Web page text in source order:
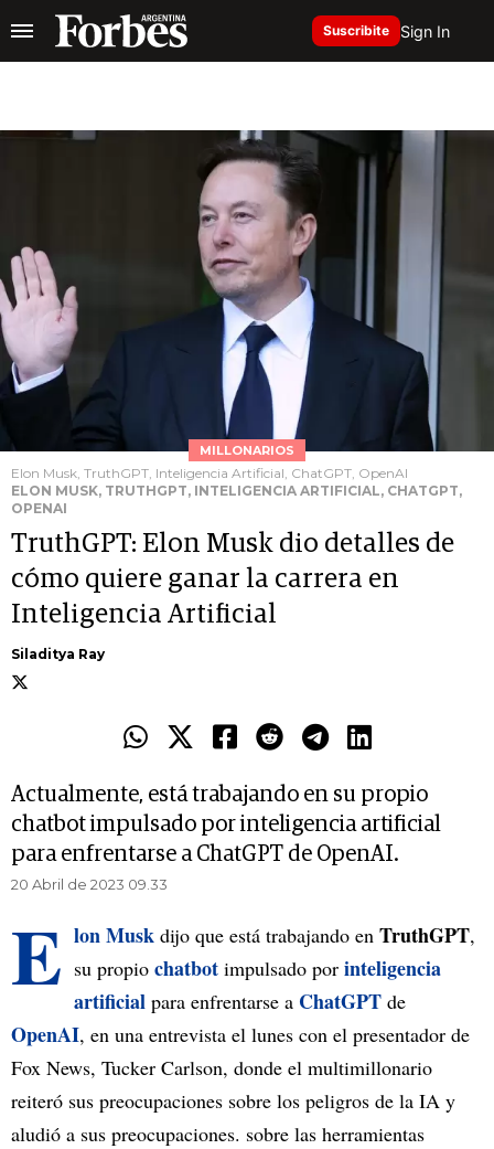
Suscribite Sign In
MILLONARIOS
Elon Musk, TruthGPT, Inteligencia Artificial, ChatGPT, OpenAI
ELON MUSK, TRUTHGPT, INTELIGENCIA ARTIFICIAL, CHATGPT,
OPENAI
TruthGPT: Elon Musk dio detalles de
cómo quiere ganar la carrera en
Inteligencia Artificial
Siladitya Ray
Actualmente, está trabajando en su propio
chatbot impulsado por inteligencia artificial
para enfrentarse a ChatGPT de OpenAI.
20 Abril de 2023 09.33
E lon Musk dijo que está trabajando en TruthGPT,
su propio chatbot impulsado por inteligencia
artificial para enfrentarse a ChatGPT de
OpenAI, en una entrevista el lunes con el presentador de
Fox News, Tucker Carlson, donde el multimillonario
reiteró sus preocupaciones sobre los peligros de la IA y
aludió a sus preocupaciones. sobre las herramientas